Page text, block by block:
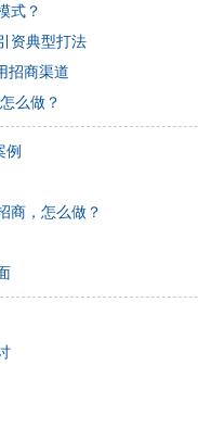
式？
资典型打法
招商渠道
么做？
例
商，怎么做？